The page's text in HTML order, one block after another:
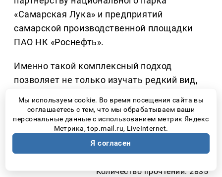
«Самарская Лука» и предприятий
самарской производственной площадки
ПАО НК «Роснефть».
Именно такой комплексный подход
позволяет не только изучать редкий вид,
людей, понимающих, что природа
нуждается не столько в громких словах,
сколько в ответственном отношении
Количество прочтений: 2835
Мы используем cookie. Во время посещения сайта вы
соглашаетесь с тем, что мы обрабатываем ваши
персональные данные с использованием метрик Яндекс
Метрика, top.mail.ru, LiveInternet.
Я согласен